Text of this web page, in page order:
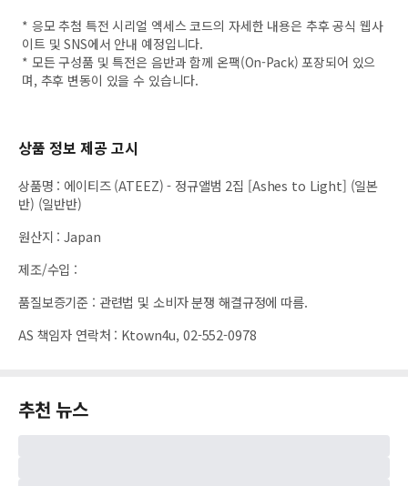
* 응모 추첨 특전 시리얼 엑세스 코드의 자세한 내용은 추후 공식 웹사
이트 및 SNS에서 안내 예정입니다.
* 모든 구성품 및 특전은 음반과 함께 온팩(On-Pack) 포장되어 있으
며, 추후 변동이 있을 수 있습니다.
상품 정보 제공 고시
상품명 : 에이티즈 (ATEEZ) - 정규앨범 2집 [Ashes to Light] (일본
반) (일반반)
원산지 :Japan
제조/수입 :
품질보증기준 : 관련법 및 소비자 분쟁 해결규정에 따름.
AS 책임자 연락처 : Ktown4u, 02-552-0978
추천 뉴스